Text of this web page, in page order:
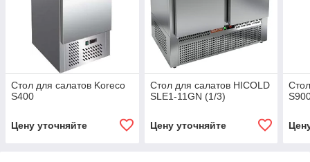
Стол для салатов Koreco
S400
Цену уточняйте
Стол для салатов HICOLD
SLE1-11GN (1/3)
Цену уточняйте